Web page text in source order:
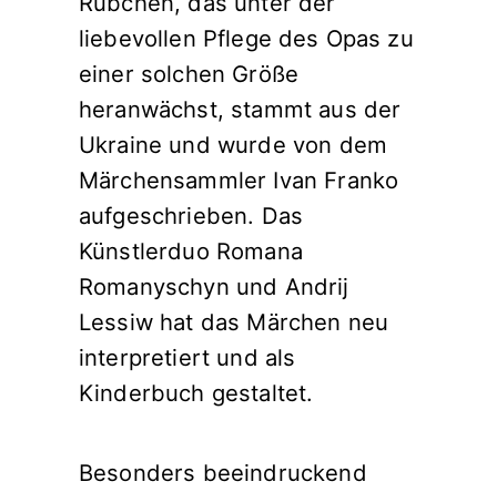
liebevollen Pflege des Opas zu
einer solchen Größe
heranwächst, stammt aus der
Ukraine und wurde von dem
Märchensammler Ivan Franko
aufgeschrieben. Das
Künstlerduo Romana
Romanyschyn und Andrij
Lessiw hat das Märchen neu
interpretiert und als
Kinderbuch gestaltet.
Besonders beeindruckend